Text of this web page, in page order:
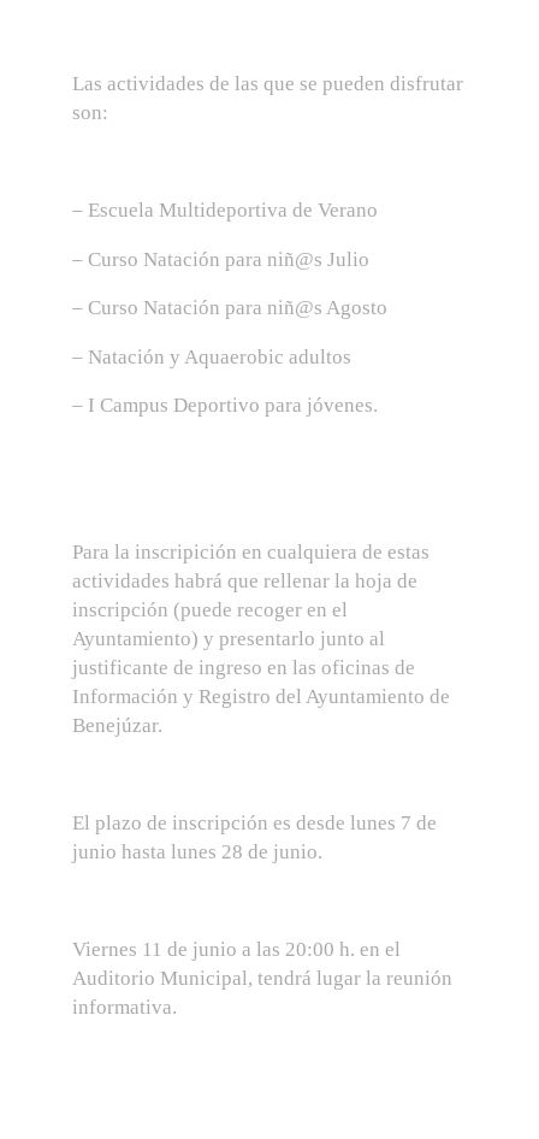
Las actividades de las que se pueden disfrutar
son:
– Escuela Multideportiva de Verano
– Curso Natación para niñ@s Julio
– Curso Natación para niñ@s Agosto
– Natación y Aquaerobic adultos
– I Campus Deportivo para jóvenes.
Para la inscripición en cualquiera de estas
actividades habrá que rellenar la hoja de
inscripción (puede recoger en el
Ayuntamiento) y presentarlo junto al
justificante de ingreso en las oficinas de
Información y Registro del Ayuntamiento de
Benejúzar.
El plazo de inscripción es desde lunes 7 de
junio hasta lunes 28 de junio.
Viernes 11 de junio a las 20:00 h. en el
Auditorio Municipal, tendrá lugar la reunión
informativa.